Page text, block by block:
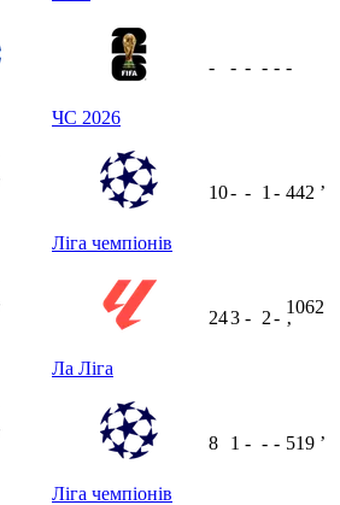
ЧС 2026
- - - - - -
Ліга чемпіонів
10- - 1 - 442 ʼ
Ла Ліга
243 - 2-
1062
ʼ
Ліга чемпіонів
8 1 - - - 519 ʼ